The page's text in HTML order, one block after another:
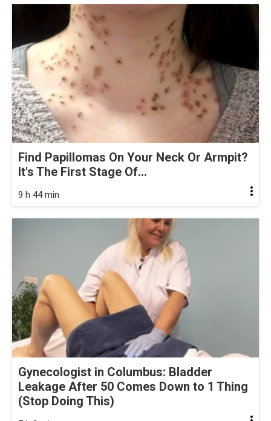
Find Papillomas On Your Neck Or Armpit?
It's The First Stage Of...
9 h 44 min
Gynecologist in Columbus: Bladder
Leakage After 50 Comes Down to 1 Thing
(Stop Doing This)